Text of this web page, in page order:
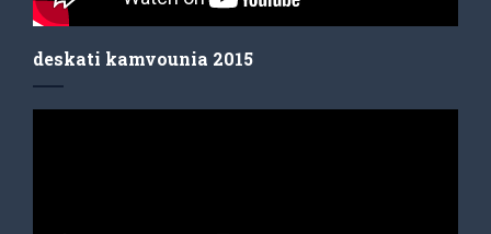
deskati kamvounia 2015